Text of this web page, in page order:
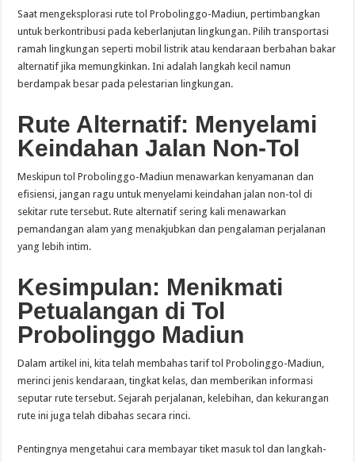
Saat mengeksplorasi rute tol Probolinggo-Madiun, pertimbangkan
untuk berkontribusi pada keberlanjutan lingkungan. Pilih transportasi
ramah lingkungan seperti mobil listrik atau kendaraan berbahan bakar
alternatif jika memungkinkan. Ini adalah langkah kecil namun
berdampak besar pada pelestarian lingkungan.
Rute Alternatif: Menyelami
Keindahan Jalan Non-Tol
Meskipun tol Probolinggo-Madiun menawarkan kenyamanan dan
efisiensi, jangan ragu untuk menyelami keindahan jalan non-tol di
sekitar rute tersebut. Rute alternatif sering kali menawarkan
pemandangan alam yang menakjubkan dan pengalaman perjalanan
yang lebih intim.
Kesimpulan: Menikmati
Petualangan di Tol
Probolinggo Madiun
Dalam artikel ini, kita telah membahas tarif tol Probolinggo-Madiun,
merinci jenis kendaraan, tingkat kelas, dan memberikan informasi
seputar rute tersebut. Sejarah perjalanan, kelebihan, dan kekurangan
rute ini juga telah dibahas secara rinci.
Pentingnya mengetahui cara membayar tiket masuk tol dan langkah-